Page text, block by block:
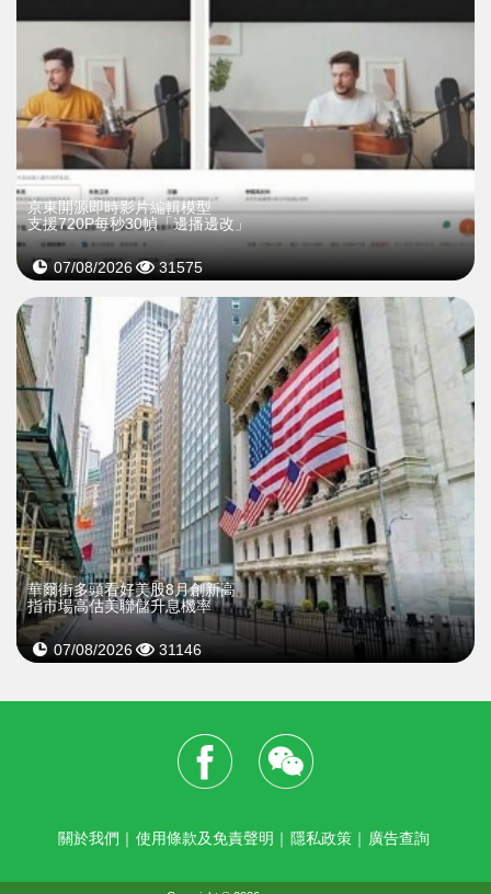
京東開源即時影片編輯模型
支援720P每秒30幀「邊播邊改」
07/08/2026 31575
華爾街多頭看好美股8月創新高
指市場高估美聯儲升息機率
07/08/2026 31146
關於我們 ｜ 使用條款及免責聲明 ｜ 隱私政策 ｜ 廣告查詢